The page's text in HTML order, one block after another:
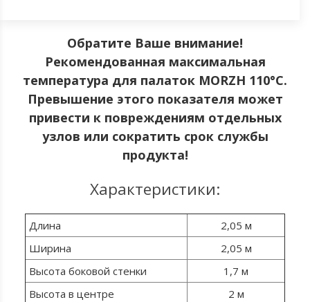
Обратите Ваше внимание!
Рекомендованная максимальная
температура для палаток MORZH 110°C.
Превышение этого показателя может
привести к повреждениям отдельных
узлов или сократить срок службы
продукта!
Характеристики:
Длина
2,05 м
Ширина
2,05 м
Высота боковой стенки
1,7 м
Высота в центре
2 м